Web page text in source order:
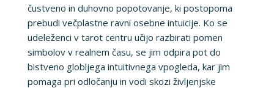
čustveno in duhovno popotovanje, ki postopoma
prebudi večplastne ravni osebne intuicije. Ko se
udeleženci v tarot centru učijo razbirati pomen
simbolov v realnem času, se jim odpira pot do
bistveno globljega intuitivnega vpogleda, kar jim
pomaga pri odločanju in vodi skozi življenjske